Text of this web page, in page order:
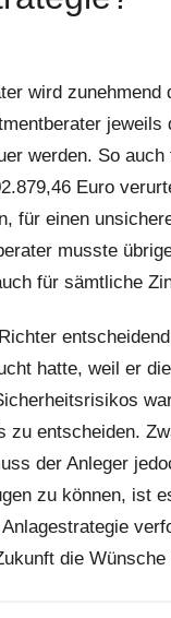
wird
werden. So
Euro
für einen
musste
für sämtliche
hatte, weil er
zu entscheiden.
der Anleger
zu können, ist
die